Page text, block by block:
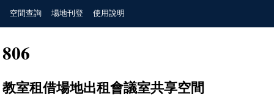
空間查詢 場地刊登 使用說明
806
教室租借場地出租會議室共享空間